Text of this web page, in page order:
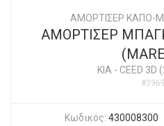
ΑΜΟΡΤΙΣΕΡ ΚΑΠΟ-
ΑΜΟΡΤΙΣΕΡ
KIA - CEED 3D
Κωδικός: 430008300